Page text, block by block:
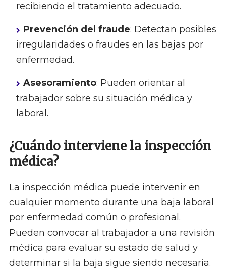
recibiendo el tratamiento adecuado.
Prevención del fraude: Detectan posibles
irregularidades o fraudes en las bajas por
enfermedad.
Asesoramiento: Pueden orientar al
trabajador sobre su situación médica y
laboral.
¿Cuándo interviene la inspección
médica?
La inspección médica puede intervenir en
cualquier momento durante una baja laboral
por enfermedad común o profesional.
Pueden convocar al trabajador a una revisión
médica para evaluar su estado de salud y
determinar si la baja sigue siendo necesaria.